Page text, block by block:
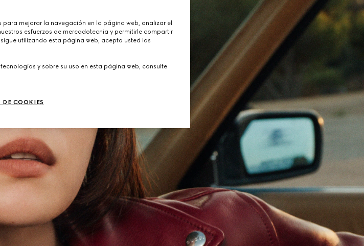
mejorar la navegación en la página web, analizar el
esfuerzos de mercadotecnia y permitirle compartir
utilizando esta página web, acepta usted las
y sobre su uso en esta página web, consulte
COOKIES